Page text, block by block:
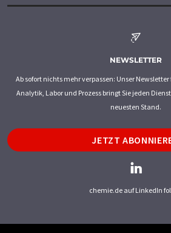
NEWSLETTER
Ab sofort nichts mehr verpassen: Unser
Analytik, Labor und Prozess bringt Sie jeden
neuesten Stand.
JETZT
chemie.de auf LinkedIn